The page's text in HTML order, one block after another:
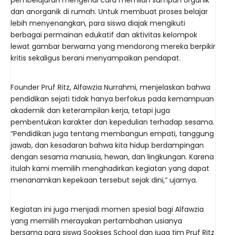
dan anorganik di rumah. Untuk membuat proses belajar
lebih menyenangkan, para siswa diajak mengikuti
berbagai permainan edukatif dan aktivitas kelompok
lewat gambar berwarna yang mendorong mereka berpikir
kritis sekaligus berani menyampaikan pendapat.
Founder Pruf Ritz, Alfawzia Nurrahmi, menjelaskan bahwa
pendidikan sejati tidak hanya berfokus pada kemampuan
akademik dan keterampilan kerja, tetapi juga
pembentukan karakter dan kepedulian terhadap sesama.
“Pendidikan juga tentang membangun empati, tanggung
jawab, dan kesadaran bahwa kita hidup berdampingan
dengan sesama manusia, hewan, dan lingkungan. Karena
itulah kami memilih menghadirkan kegiatan yang dapat
menanamkan kepekaan tersebut sejak dini,” ujarnya.
Kegiatan ini juga menjadi momen spesial bagi Alfawzia
yang memilih merayakan pertambahan usianya
bersama para siswa Sookses School dan juga tim Pruf Ritz